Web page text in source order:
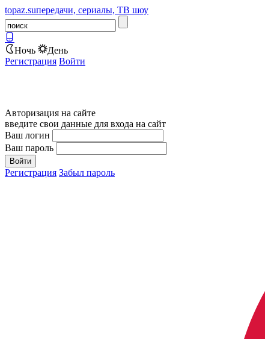
topaz.suпередачи, сериалы, ТВ шоу
Ночь
День
Регистрация Войти
Авторизация на сайте
введите свои данные для входа на сайт
Ваш логин
Ваш пароль
Регистрация Забыл пароль